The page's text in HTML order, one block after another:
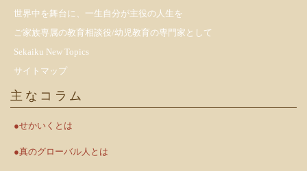
世界中を舞台に、一生自分が主役の人生を
ご家族専属の教育相談役/幼児教育の専門家として
Sekaiku New Topics
サイトマップ
主なコラム
●せかいくとは
●真のグローバル人とは